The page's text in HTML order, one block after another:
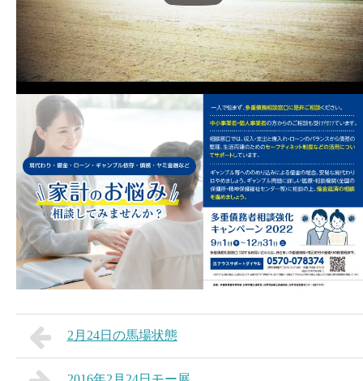
2月24日の馬場状態